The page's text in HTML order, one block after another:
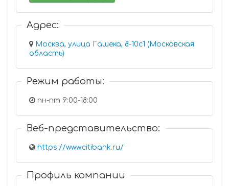
Адрес:
Москва, улица Гашека, 8-10с1 (Московская
область)
Режим работы:
пн-пт 9:00-18:00
Веб-представительство:
https://www.citibank.ru/
Профиль компании